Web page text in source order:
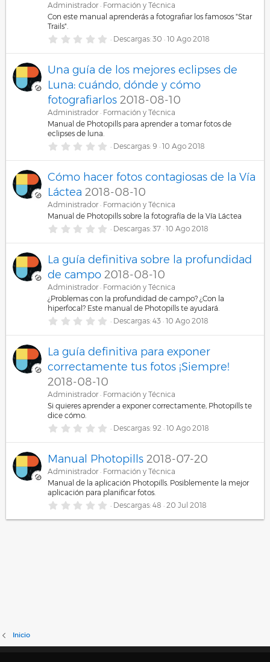
l
l
s
Administrador Formación y Técnica
Con este manual aprenderás a fotografiar los famosos "Star
Trails".
0
0
e
s
t
r
e
l
l
a
s
Descargas 30 10 Ago 2018
Una guía de los mejores eclipses de
Luna: cuándo, dónde y cómo
fotografiarlos 2018-08-10
Administrador Formación y Técnica
Manual de Photopills para aprender a tomar fotos de
eclipses de luna.
0
0
e
s
t
r
e
l
(
s
)
Descargas 9 10 Ago 2018
Cómo hacer fotos contagiosas de la Vía
Láctea 2018-08-10
Administrador Formación y Técnica
Manual de Photopills sobre la fotografía de la Vía Láctea
0
0
0
e
s
t
r
e
l
l
a
s
)
Descargas 37 10 Ago 2018
La guía definitiva sobre la profundidad
de campo 2018-08-10
Administrador Formación y Técnica
¿Problemas con la profundidad de campo? ¿Con la
hiperfocal? Este manual de Photopills te ayudará.
0
0
0
e
s
t
r
e
l
l
s
Descargas 43 10 Ago 2018
La guía definitiva para exponer
correctamente tus fotos ¡Siempre!
2018-08-10
Administrador Formación y Técnica
Si quieres aprender a exponer correctamente, Photopills te
dice cómo.
0
0
0
e
s
r
e
a
Descargas 92 10 Ago 2018
Manual Photopills 2018-07-20
Administrador Formación y Técnica
Manual de la aplicación Photopills. Posiblemente la mejor
aplicación para planificar fotos.
0
0
Descargas 48 20 Jul 2018
Inicio